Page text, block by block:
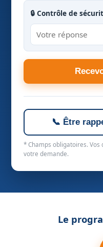
🔒 Contrôle de
📞 Être
* Champs obligatoires.
votre demande.
Le